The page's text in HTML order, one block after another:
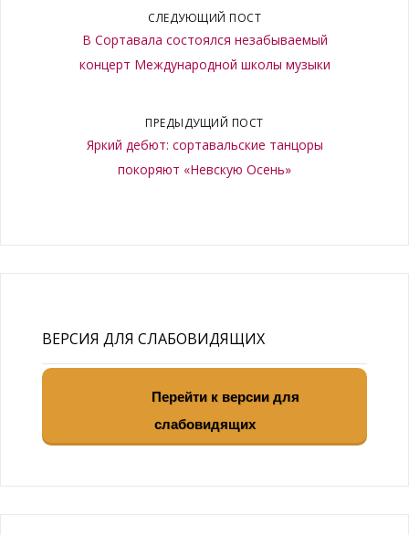
СЛЕДУЮЩИЙ ПОСТ
В Сортавала состоялся незабываемый
концерт Международной школы музыки
ПРЕДЫДУЩИЙ ПОСТ
Яркий дебют: сортавальские танцоры
покоряют «Невскую Осень»
ВЕРСИЯ ДЛЯ СЛАБОВИДЯЩИХ
Перейти к версии для
слабовидящих